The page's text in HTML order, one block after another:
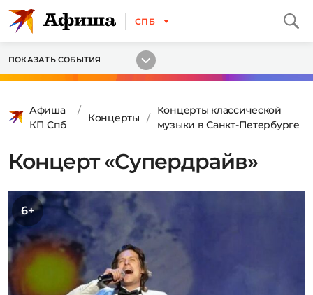
СПБ
ПОКАЗАТЬ СОБЫТИЯ
Афиша
КП Спб
Концерты
Концерты классической
музыки в Санкт-Петербурге
Концерт «Супердрайв»
6+